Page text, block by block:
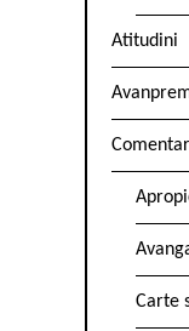
Atitudini
Carte